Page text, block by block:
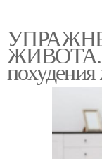
Разминка
ЖИВОТА.